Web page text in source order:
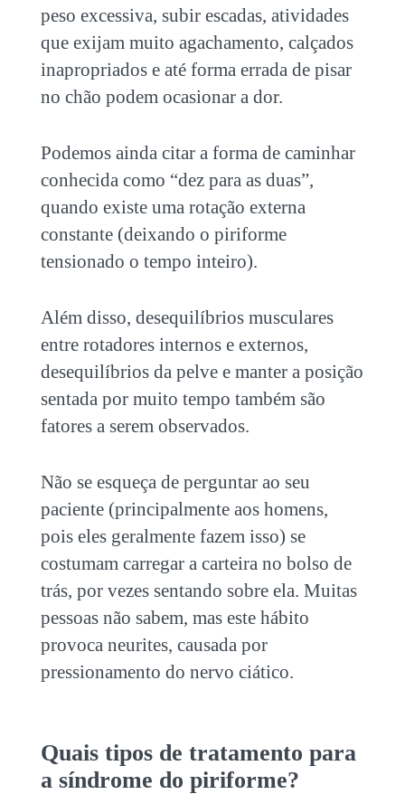
peso excessiva, subir escadas, atividades
que exijam muito agachamento, calçados
inapropriados e até forma errada de pisar
no chão podem ocasionar a dor.
Podemos ainda citar a forma de caminhar
conhecida como “dez para as duas”,
quando existe uma rotação externa
constante (deixando o piriforme
tensionado o tempo inteiro).
Além disso, desequilíbrios musculares
entre rotadores internos e externos,
desequilíbrios da pelve e manter a posição
sentada por muito tempo também são
fatores a serem observados.
Não se esqueça de perguntar ao seu
paciente (principalmente aos homens,
pois eles geralmente fazem isso) se
costumam carregar a carteira no bolso de
trás, por vezes sentando sobre ela. Muitas
pessoas não sabem, mas este hábito
provoca neurites, causada por
pressionamento do nervo ciático.
Quais tipos de tratamento para
a síndrome do piriforme?